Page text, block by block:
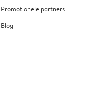
Promotionele partners
Blog